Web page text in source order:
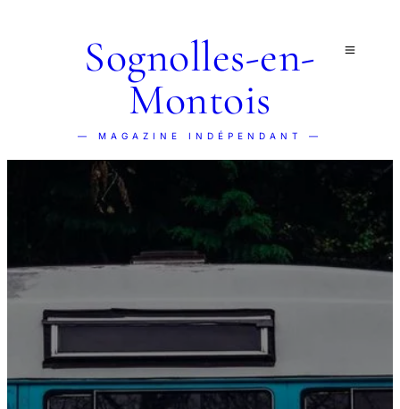
Sognolles-en-
Montois
— MAGAZINE INDÉPENDANT —